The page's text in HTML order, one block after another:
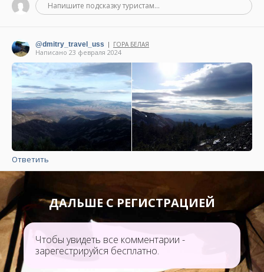
Напишите подсказку туристам...
@dmitry_travel_uss | ГОРА БЕЛАЯ
Написано 23 февраля 2024
Ответить
ДАЛЬШЕ С РЕГИСТРАЦИЕЙ
Чтобы увидеть все комментарии -
зарегестрируйся бесплатно.